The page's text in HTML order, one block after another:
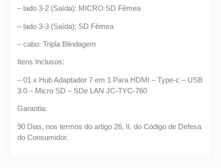
– lado 3-2 (Saída): MICRO SD Fêmea
– lado 3-3 (Saída): SD Fêmea
– cabo: Tripla Blindagem
Itens Inclusos:
– 01 x Hub Adaptador 7 em 1 Para HDMI – Type-c – USB
3.0 – Micro SD – SDe LAN JC-TYC-760
Garantia:
90 Dias, nos termos do artigo 26, II, do Código de Defesa
do Consumidor.